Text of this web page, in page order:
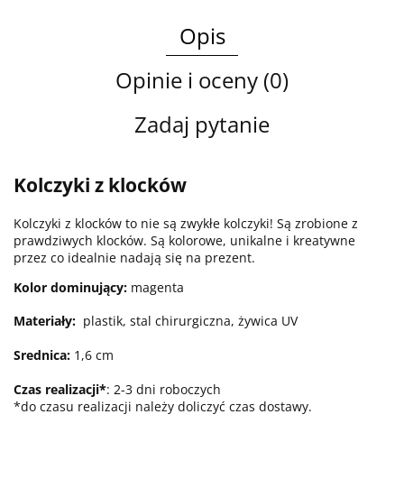
Opis
Opinie i oceny (0)
Zadaj pytanie
Kolczyki z klocków
Kolczyki z klocków to nie są zwykłe kolczyki! Są zrobione z
prawdziwych klocków. Są kolorowe, unikalne i kreatywne
przez co idealnie nadają się na prezent.
Kolor dominujący: magenta
Materiały: plastik, stal chirurgiczna, żywica UV
Srednica: 1,6 cm
Czas realizacji*: 2-3 dni roboczych
*do czasu realizacji należy doliczyć czas dostawy.